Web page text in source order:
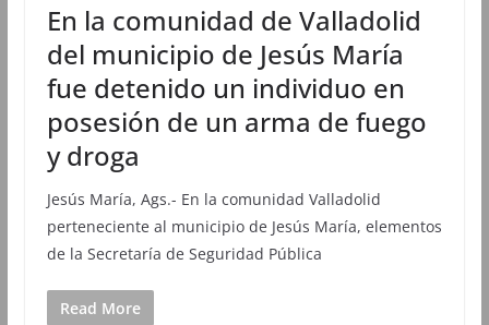
En la comunidad de Valladolid
del municipio de Jesús María
fue detenido un individuo en
posesión de un arma de fuego
y droga
Jesús María, Ags.- En la comunidad Valladolid
perteneciente al municipio de Jesús María, elementos
de la Secretaría de Seguridad Pública
Read More